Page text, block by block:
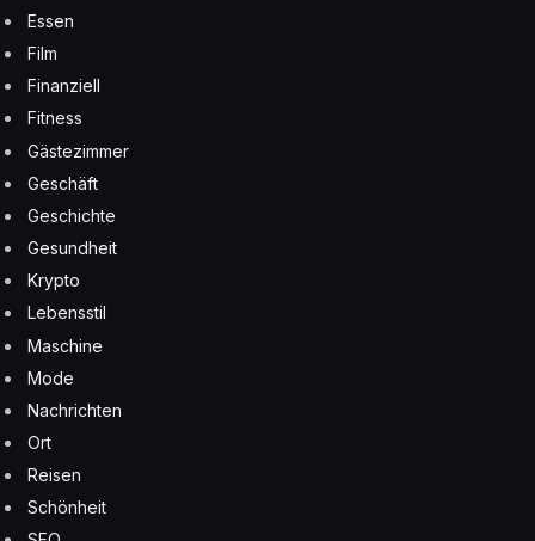
Essen
Film
Finanziell
Fitness
Gästezimmer
Geschäft
Geschichte
Gesundheit
Krypto
Lebensstil
Maschine
Mode
Nachrichten
Ort
Reisen
Schönheit